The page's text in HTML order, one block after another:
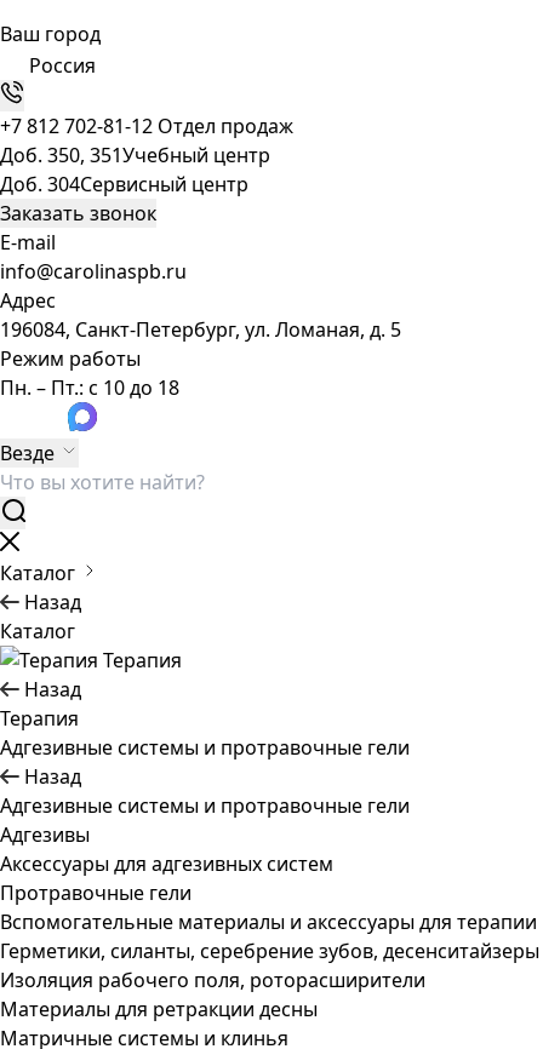
Ваш город
Россия
+7 812 702-81-12 Отдел продаж
Доб. 350, 351Учебный центр
Доб. 304Сервисный центр
Заказать звонок
E-mail
info@carolinaspb.ru
Адрес
196084, Санкт-Петербург, ул. Ломаная, д. 5
Режим работы
Пн. – Пт.: с 10 до 18
Везде
Каталог
Назад
Каталог
Терапия
Назад
Терапия
Адгезивные системы и протравочные гели
Назад
Адгезивные системы и протравочные гели
Адгезивы
Аксессуары для адгезивных систем
Протравочные гели
Вспомогательные материалы и аксессуары для терапии
Герметики, силанты, серебрение зубов, десенситайзеры
Изоляция рабочего поля, роторасширители
Материалы для ретракции десны
Матричные системы и клинья